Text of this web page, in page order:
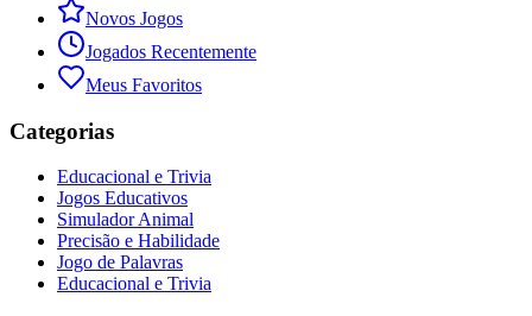
Novos Jogos
Jogados Recentemente
Meus Favoritos
Categorias
Educacional e Trivia
Jogos Educativos
Simulador Animal
Precisão e Habilidade
Jogo de Palavras
Educacional e Trivia